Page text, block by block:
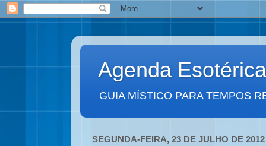
Agenda Esotérica
GUIA MÍSTICO PARA TEMPOS
SEGUNDA-FEIRA, 23 DE JULHO DE 2012